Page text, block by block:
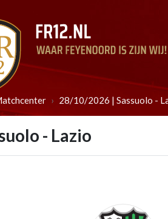
28/10/2026 | Sassuolo -
- Lazio